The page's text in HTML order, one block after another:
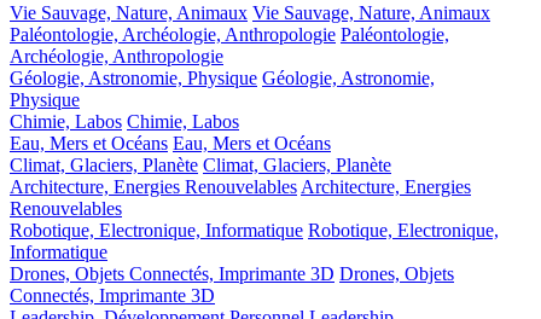
Vie Sauvage, Nature, Animaux Vie Sauvage, Nature, Animaux
Paléontologie, Archéologie, Anthropologie Paléontologie,
Archéologie, Anthropologie
Géologie, Astronomie, Physique Géologie, Astronomie,
Physique
Chimie, Labos Chimie, Labos
Eau, Mers et Océans Eau, Mers et Océans
Climat, Glaciers, Planète Climat, Glaciers, Planète
Architecture, Energies Renouvelables Architecture, Energies
Renouvelables
Robotique, Electronique, Informatique Robotique, Electronique,
Informatique
Drones, Objets Connectés, Imprimante 3D Drones, Objets
Connectés, Imprimante 3D